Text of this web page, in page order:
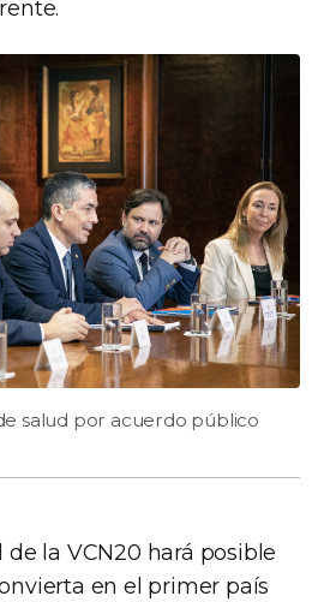
salud por acuerdo público
la VCN20 hará posible
en el primer país